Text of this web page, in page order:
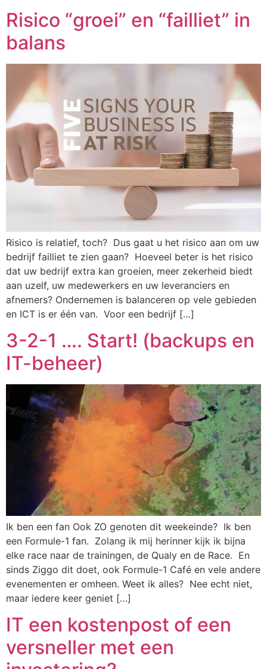
Risico “groei” en “failliet” in
balans
Risico is relatief, toch? Dus gaat u het risico aan om uw
bedrijf failliet te zien gaan? Hoeveel beter is het risico
dat uw bedrijf extra kan groeien, meer zekerheid biedt
aan uzelf, uw medewerkers en uw leveranciers en
afnemers? Ondernemen is balanceren op vele gebieden
en ICT is er één van. Voor een bedrijf […]
3-2-1 …. Start! (backups en
IT-beheer)
Ik ben een fan Ook ZO genoten dit weekeinde? Ik ben
een Formule-1 fan. Zolang ik mij herinner kijk ik bijna
elke race naar de trainingen, de Qualy en de Race. En
sinds Ziggo dit doet, ook Formule-1 Café en vele andere
evenementen er omheen. Weet ik alles? Nee echt niet,
maar iedere keer geniet […]
IT een kostenpost of een
versneller met een